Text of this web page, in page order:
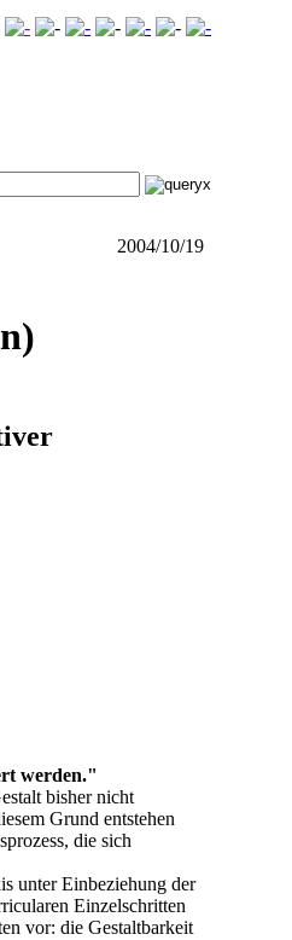
2004/10/19
werden."
bisher nicht
Grund entstehen
die sich
unter Einbeziehung der
Einzelschritten
vor: die Gestaltbarkeit